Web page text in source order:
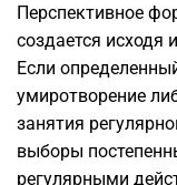
Перспективное
создается исходя
Если
умиротворение
занятия
выборы
регулярными